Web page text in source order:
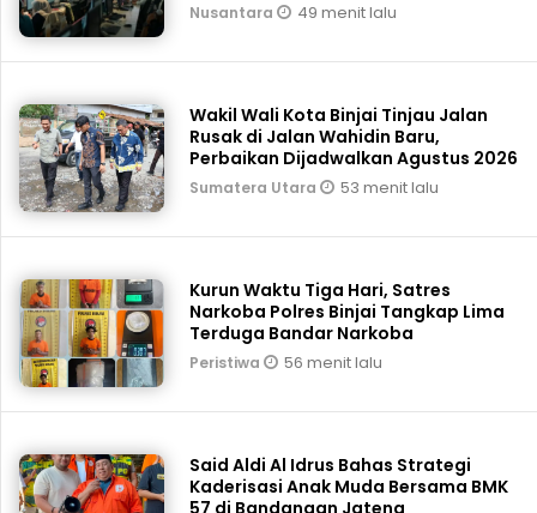
Nusantara 49 menit lalu
Wakil Wali Kota Binjai Tinjau Jalan
Rusak di Jalan Wahidin Baru,
Perbaikan Dijadwalkan Agustus 2026
Sumatera Utara 53 menit lalu
Kurun Waktu Tiga Hari, Satres
Narkoba Polres Binjai Tangkap Lima
Terduga Bandar Narkoba
Peristiwa 56 menit lalu
Said Aldi Al Idrus Bahas Strategi
Kaderisasi Anak Muda Bersama BMK